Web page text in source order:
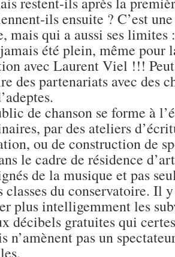
ils ensuite ? C’est
mais qui a aussi ses limites
été plein, même pour
avec Laurent Viel !!!
des partenariats avec des
de chanson se forme à
par des ateliers
ou de construction de
le cadre de résidence
de la musique et pas
classes du conservatoire. Il
plus intelligemment les
décibels gratuites qui
n’amènent pas un